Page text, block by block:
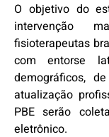
O objetivo do
intervenção
fisioterapeutas
com entorse
demográficos,
atualização
PBE serão
eletrônico.